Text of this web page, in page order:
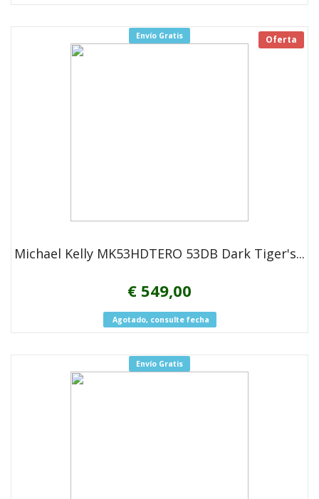
Envío Gratis Oferta
Michael Kelly MK53HDTERO 53DB Dark Tiger's...
€ 549,00
Agotado, consulte fecha
Envío Gratis